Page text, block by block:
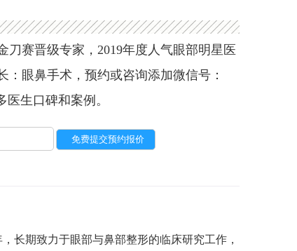
刀赛晋级专家，2019年度人气眼部明星医
眼鼻手术，预约或咨询添加微信号：
医生口碑和案例。
长期致力于眼部与鼻部整形的临床研究工作，